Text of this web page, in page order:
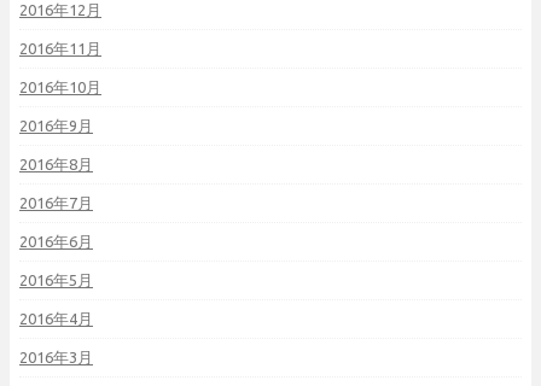
2016年12月
2016年11月
2016年10月
2016年9月
2016年8月
2016年7月
2016年6月
2016年5月
2016年4月
2016年3月